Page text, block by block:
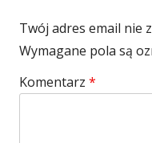
Twój adres email nie
Wymagane pola są
Komentarz *